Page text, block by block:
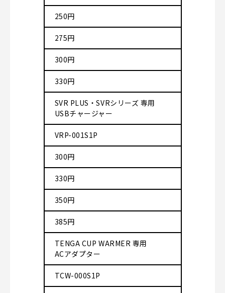
250円
275円
300円
330円
SVR PLUS・SVRシリーズ 専用
USBチャージャー
VRP-001S1P
300円
330円
350円
385円
TENGA CUP WARMER 専用
ACアダプター
TCW-000S1P